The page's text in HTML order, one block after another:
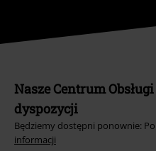
Nasze Centrum
dyspozycji
Będziemy dostępni ponownie:
informacji